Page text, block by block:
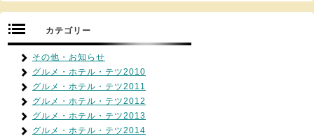
カテゴリー
その他・お知らせ
グルメ・ホテル・テツ2010
グルメ・ホテル・テツ2011
グルメ・ホテル・テツ2012
グルメ・ホテル・テツ2013
グルメ・ホテル・テツ2014